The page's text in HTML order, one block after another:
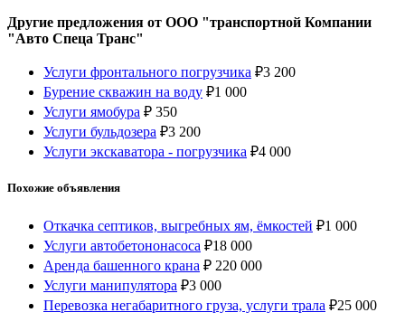
Другие предложения от ООО "транспортной Компании
"Авто Спеца Транс"
Услуги фронтального погрузчика ₽3 200
Бурение скважин на воду ₽1 000
Услуги ямобура ₽ 350
Услуги бульдозера ₽3 200
Услуги экскаватора - погрузчика ₽4 000
Похожие объявления
Откачка септиков, выгребных ям, ёмкостей ₽1 000
Услуги автобетононасоса ₽18 000
Аренда башенного крана ₽ 220 000
Услуги манипулятора ₽3 000
Перевозка негабаритного груза, услуги трала ₽25 000